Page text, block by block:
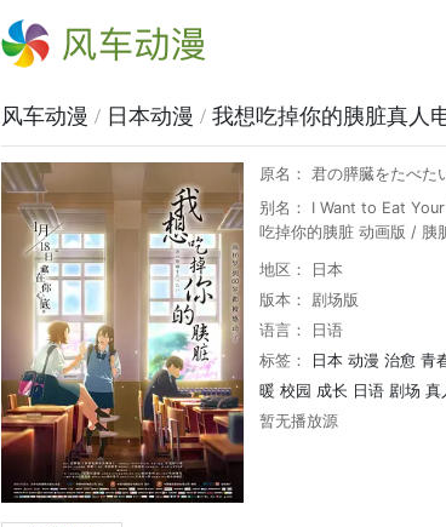
风车动漫
风车动漫 / 日本动漫 / 我想吃掉你的胰脏真人
原名： 君の膵臓をたべた
别名： I Want to Eat
吃掉你的胰脏 动画版 / 胰
地区： 日本
版本： 剧场版
语言： 日语
标签：
日本 动漫 治愈 青
暖 校园 成长 日语 剧场 真
暂无播放源